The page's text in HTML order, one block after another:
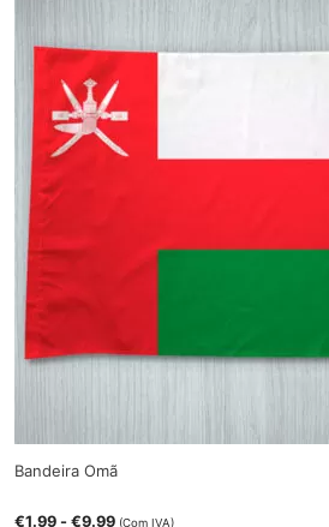
Bandeira Omã
€1.99 -€9.99 (Com IVA)